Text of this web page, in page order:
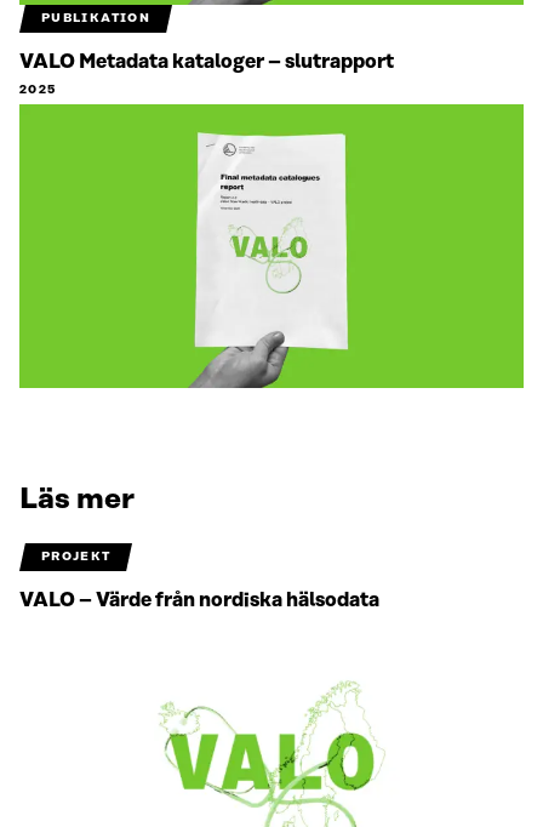
PUBLIKATION
VALO Metadata kataloger – slutrapport
2025
Läs mer
PROJEKT
VALO – Värde från nordiska hälsodata